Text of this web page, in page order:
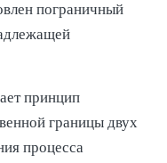
пограничный
принцип
границы двух
процесса